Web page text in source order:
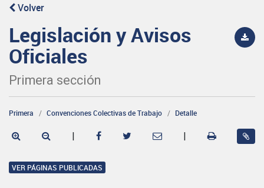
Volver
Legislación y Avisos
Oficiales
Primera sección
Primera Convenciones Colectivas de Trabajo Detalle
| |
VER PÁGINAS PUBLICADAS